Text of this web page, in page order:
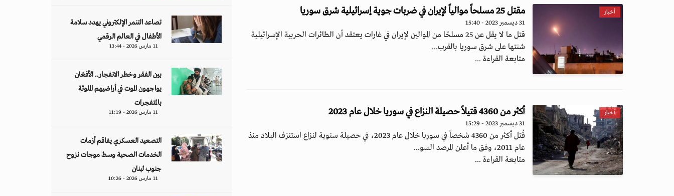
أخبار مقتل 25 مسلحاً موالياً لإيران في ضربات جوية إسرائيلية شرق سوريا
31 ديسمبر 2023 - 15:40
قتل ما لا يقل عن 25 مسلحًا من الموالين لإيران في غارات يعتقد أن الطائرات الحربية الإسرائيلية
شنتها على شرق سوريا بالقرب...
متابعة القراءة ...
أخبار أكثر من 4360 قتيلاً حصيلة النزاع في سوريا خلال عام 2023
31 ديسمبر 2023 - 15:29
قُتل أكثر من 4360 شخصاً في سوريا خلال عام 2023، في حصيلة سنوية لنزاع استنزف البلاد منذ
عام 2011، وفق ما أعلن المرصد السو...
متابعة القراءة ...
تصاعد التنمر الإلكتروني يهدد سلامة
الأطفال في العالم الرقمي
11 مارس 2026 - 13:44
بين الفقر وخطر الانفجار.. الأفغان
يواجهون الموت في أراضيهم الملوثة
بالمتفجرات
11 مارس 2026 - 11:19
التصعيد العسكري يفاقم أزمات
الخدمات الصحية وسط موجات نزوح
جنوب لبنان
11 مارس 2026 - 10:26